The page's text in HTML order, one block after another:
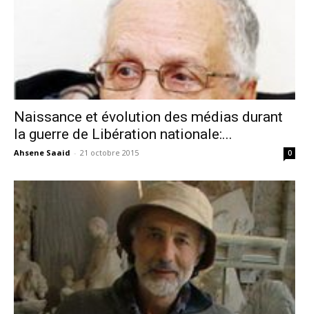
Naissance et évolution des médias durant
la guerre de Libération nationale:...
Ahsene Saaid - 21 octobre 2015 0